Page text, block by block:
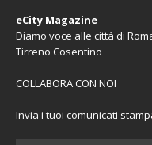
eCity Magazine
Diamo voce alle città di
Tirreno Cosentino
COLLABORA CON NOI
Invia i tuoi comunicati